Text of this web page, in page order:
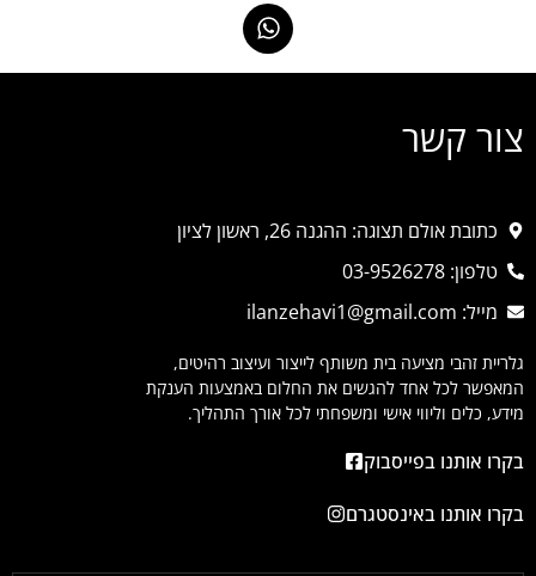
צור קשר
כתובת אולם תצוגה: ההגנה 26, ראשון לציון
טלפון: 03-9526278
מייל: ilanzehavi1@gmail.com
גלריית זהבי מציעה בית משותף לייצור ועיצוב רהיטים,
המאפשר לכל אחד להגשים את החלום באמצעות הענקת
מידע, כלים וליווי אישי ומשפחתי לכל אורך התהליך.
בקרו אותנו בפייסבוק
בקרו אותנו באינסטגרם